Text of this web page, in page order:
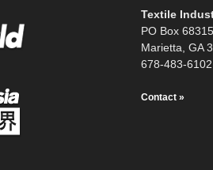
Textile
PO Box
Marietta, GA
678-483-6102
Contact »